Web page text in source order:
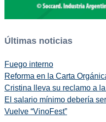
Últimas noticias
Fuego interno
Reforma en la Carta
Cristina lleva su reclamo a
El salario mínimo debería
Vuelve “VinoFest”